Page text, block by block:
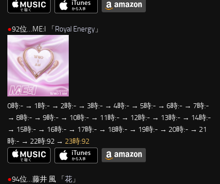
●92位…ME:I 「 Royal Energy 」
0時:- → 1時:- → 2時:- → 3時:- → 4時:- → 5時:- → 6時:- → 7時:-
→ 8時:- → 9時:- → 10時:- → 11時:- → 12時:- → 13時:- → 14時:-
→ 15時:- → 16時:- → 17時:- → 18時:- → 19時:- → 20時:- → 21
時:- → 22時:92 → 23時:92
●94位…藤井 風 「花 」